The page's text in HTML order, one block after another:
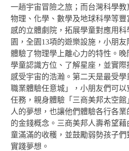
一趟宇宙冒險之旅；而台灣科學教
物理、化學、數學及地球科學等
感的立體劇院，拓展學童對應用
園，全園13項的遊樂設施，小朋
體驗了物理學上離心力的特性。
學童認識方位、了解星座，並實際
感受宇宙的浩瀚。第二天是最受學
職業體驗任意城」，小朋友們可
任務，親身體驗「三商美邦太空
人的夢想，也讓他們體驗各行各
的金錢概念。三商美邦人壽希望
童滿滿的收穫，並鼓勵弱勢孩子
實踐夢想。